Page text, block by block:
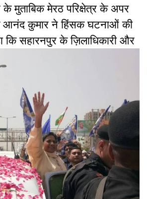
के मुताबिक मेरठ परिक्षेत्र के अपर
आनंद कुमार ने हिंसक घटनाओं की
कि सहारनपुर के ज़िलाधिकारी और